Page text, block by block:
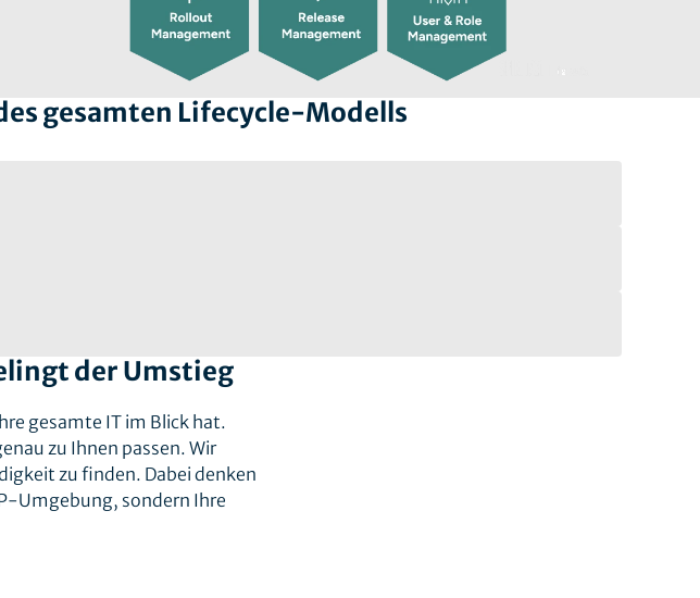
gesamten Lifecycle-Modells
der Umstieg
gesamte IT im Blick hat.
zu Ihnen passen. Wir
zu finden. Dabei denken
Umgebung, sondern Ihre